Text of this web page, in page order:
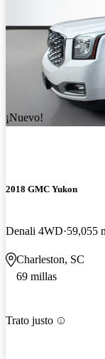
¡Nuevo!
2018 GMC Yukon
Denali 4WD 59,055
Charleston, SC
69 millas
Trato justo